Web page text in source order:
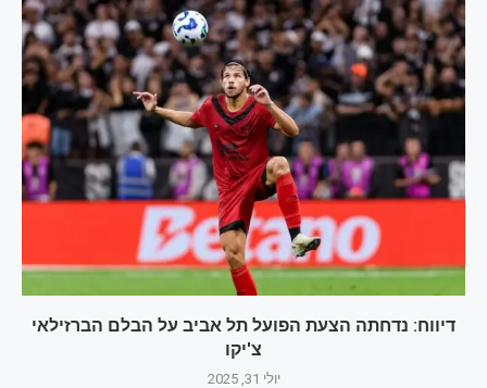
דיווח: נדחתה הצעת הפועל תל אביב על הבלם הברזילאי
צ'יקו
יולי 31, 2025